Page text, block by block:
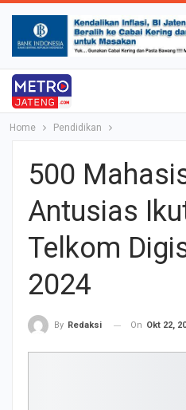
Home Pendidikan
500
Antusias
Telkom
2024
By Redaksi On Okt 22,